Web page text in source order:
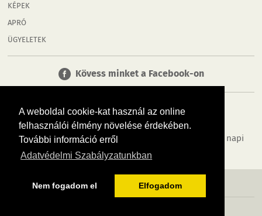
A weboldal cookie-kat használ az online
felhasználói élmény növelése érdekében.
További információ erről
Adatvédelmi Szabályzatunkban
Nem fogadom el Elfogadom
KÉPEK
APRÓ
ÜGYELETEK
Kövess minket a Facebook-on
Tudj meg többet városodról! Hírek, programok, képek, napi
menü, cégek…. és minden, ami Rábaköz
MÉDIAAJÁNLÓ ADATVÉDELEM IMPRESSZUM RÓLUNK